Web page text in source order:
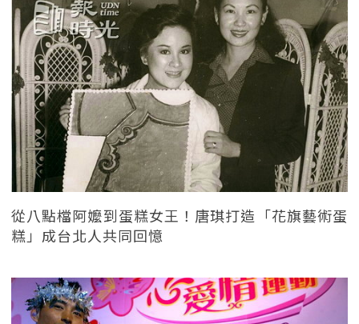
從八點檔阿嬤到蛋糕女王！唐琪打造「花旗藝術蛋
糕」成台北人共同回憶